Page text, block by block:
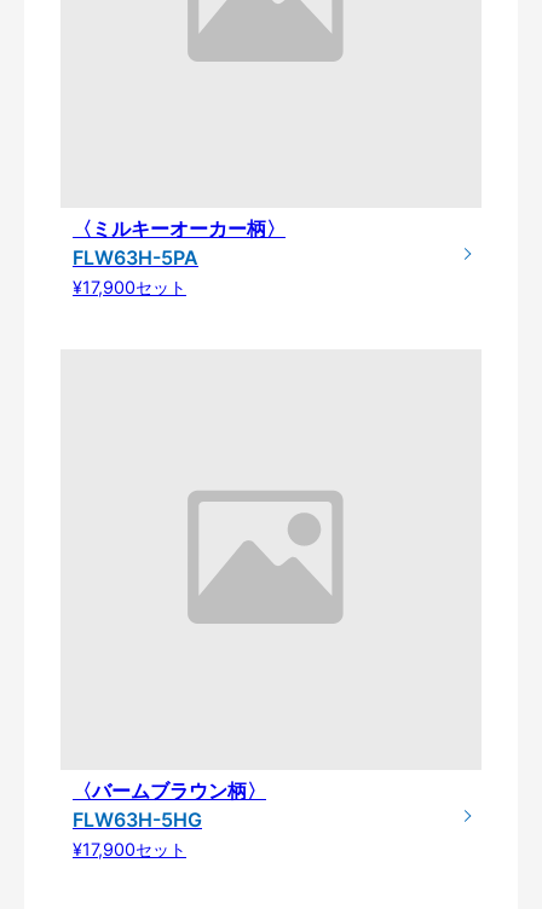
〈ミルキーオーカー柄〉
FLW63H-5PA
¥17,900セット
〈バームブラウン柄〉
FLW63H-5HG
¥17,900セット